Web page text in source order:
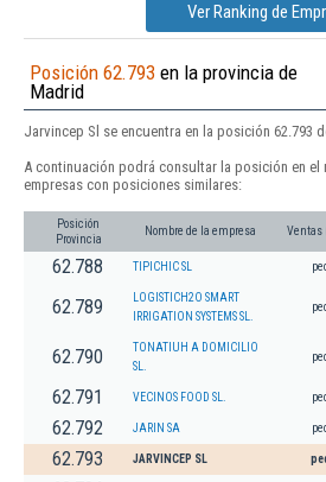
Ver Ranking de
Posición 62.793 en la provincia de
Madrid
Jarvincep Sl se encuentra en la posición 62.793
A continuación podrá consultar la posición en el
empresas con posiciones similares:
Posición
Provincia
Nombre de la empresa Ventas
62.788 TIPICHIC SL
62.789
LOGISTICH2O SMART
IRRIGATION SYSTEMS SL.
62.790
TONATIUH A DOMICILIO
SL.
62.791 VECINOS FOOD SL.
62.792 JARIN SA
62.793 JARVINCEP SL